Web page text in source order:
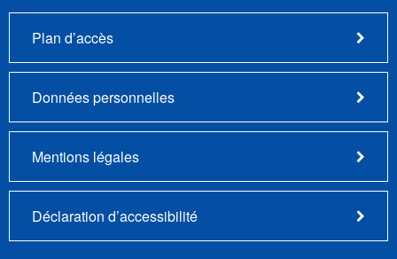
Plan d’accès
Données personnelles
Mentions légales
Déclaration d’accessibilité